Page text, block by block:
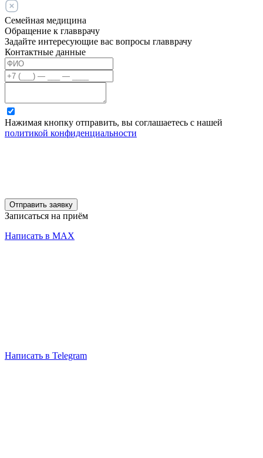
Семейная медицина
Обращение к главврачу
Задайте интересующие вас вопросы главврачу
Контактные данные
Нажимая кнопку отправить, вы соглашаетесь с нашей
политикой конфиденциальности
Отправить заявку
Записаться на приём
Написать в MAX
Написать в Telegram